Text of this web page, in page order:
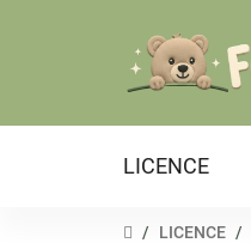
LICENCE
DOMŮ
/ LICENCE /